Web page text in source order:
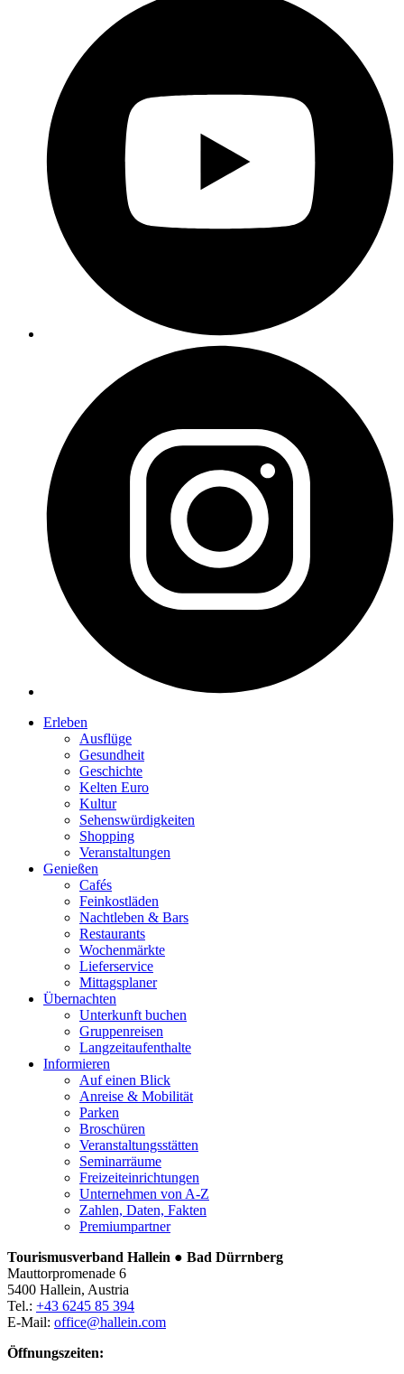
Erleben
Ausflüge
Gesundheit
Geschichte
Kelten Euro
Kultur
Sehenswürdigkeiten
Shopping
Veranstaltungen
Genießen
Cafés
Feinkostläden
Nachtleben & Bars
Restaurants
Wochenmärkte
Lieferservice
Mittagsplaner
Übernachten
Unterkunft buchen
Gruppenreisen
Langzeitaufenthalte
Informieren
Auf einen Blick
Anreise & Mobilität
Parken
Broschüren
Veranstaltungsstätten
Seminarräume
Freizeiteinrichtungen
Unternehmen von A-Z
Zahlen, Daten, Fakten
Premiumpartner
Tourismusverband Hallein ● Bad Dürrnberg
Mauttorpromenade 6
5400 Hallein, Austria
Tel.: +43 6245 85 394
E-Mail: office@hallein.com
Öffnungszeiten: